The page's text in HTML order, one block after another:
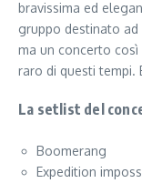
bravissima ed
gruppo destinato
ma un concerto
raro di questi tempi.
La setlist del
Boomerang
Expedition